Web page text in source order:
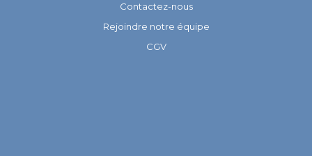
Contactez-nous
Rejoindre notre équipe
CGV